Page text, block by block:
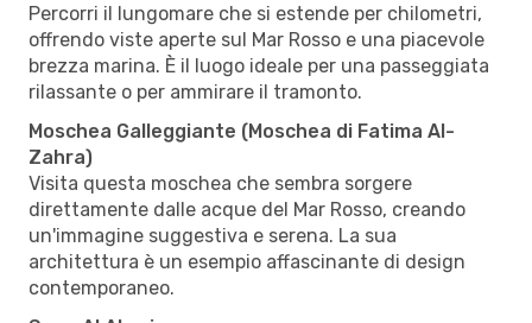
Percorri il lungomare che si estende per chilometri,
offrendo viste aperte sul Mar Rosso e una piacevole
brezza marina. È il luogo ideale per una passeggiata
rilassante o per ammirare il tramonto.
Moschea Galleggiante (Moschea di Fatima Al-
Zahra)
Visita questa moschea che sembra sorgere
direttamente dalle acque del Mar Rosso, creando
un'immagine suggestiva e serena. La sua
architettura è un esempio affascinante di design
contemporaneo.